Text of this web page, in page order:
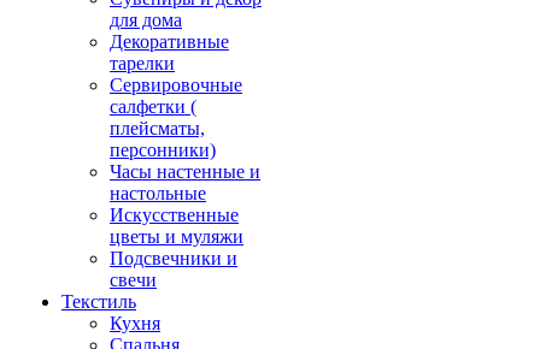
для дома
Декоративные
тарелки
Сервировочные
салфетки (
плейсматы,
персонники)
Часы настенные и
настольные
Искусственные
цветы и муляжи
Подсвечники и
свечи
Текстиль
Кухня
Спальня